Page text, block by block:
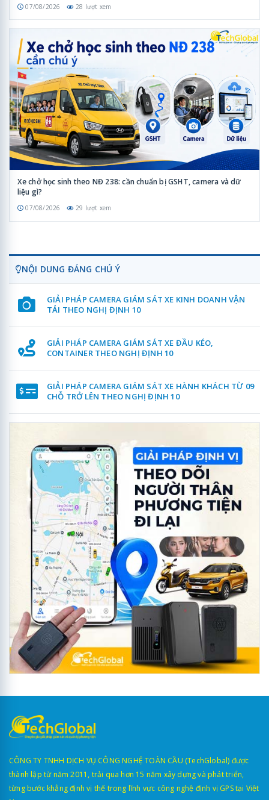
07/08/2026 28 lượt xem
Xe chở học sinh theo NĐ 238: cần chuẩn bị GSHT, camera và dữ
liệu gì?
07/08/2026 29 lượt xem
NỘI DUNG ĐÁNG CHÚ Ý
GIẢI PHÁP CAMERA GIÁM SÁT XE KINH DOANH VẬN
TẢI THEO NGHỊ ĐỊNH 10
GIẢI PHÁP CAMERA GIÁM SÁT XE ĐẦU KÉO,
CONTAINER THEO NGHỊ ĐỊNH 10
GIẢI PHÁP CAMERA GIÁM SÁT XE HÀNH KHÁCH TỪ 09
CHỖ TRỞ LÊN THEO NGHỊ ĐỊNH 10
CÔNG TY TNHH DỊCH VỤ CÔNG NGHỆ TOÀN CẦU (TechGlobal) được
thành lập từ năm 2011, trải qua hơn 15 năm xây dựng và phát triển,
từng bước khẳng định vị thế trong lĩnh vực công nghệ định vị GPS tại Việt